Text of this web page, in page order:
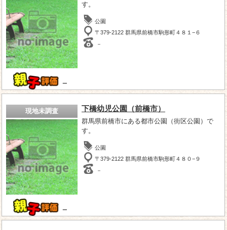
－
す。
公園
〒379-2122 群馬県前橋市駒形町４８１−６
－
現地未調査
－
下橋幼児公園（前橋市）
群馬県前橋市にある都市公園（街区公園）で
す。
公園
〒379-2122 群馬県前橋市駒形町４８０−９
－